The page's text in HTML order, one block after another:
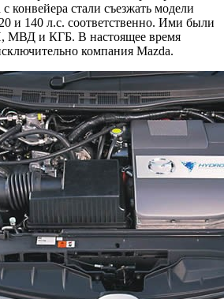
конвейера стали съезжать модели
и 140 л.с. соответственно. Ими были
МВД и КГБ. В настоящее время
компания Mazda.